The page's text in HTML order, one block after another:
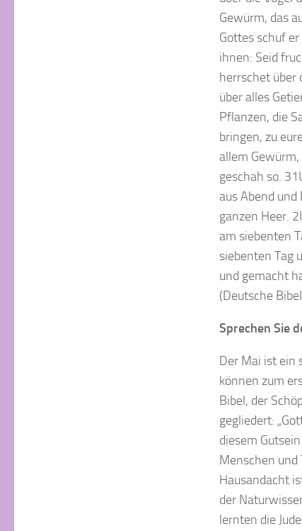
Gewürm, das
Gottes schuf
ihnen: Seid
herrschet über
über alles
Pflanzen, die
bringen, zu
allem Gewürm,
geschah so.
aus Abend
ganzen Heer.
am siebenten
siebenten Tag
und gemacht
(Deutsche
Sprechen Sie
Der Mai ist ein
können zum
Bibel, der
gegliedert:
diesem
Menschen und
Hausandacht
der
lernten die